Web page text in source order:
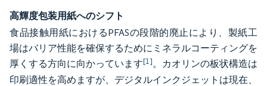
高輝度包装用紙へのシフト
食品接触用紙におけるPFASの段階的廃止により、製紙工
場はバリア性能を確保するためにミネラルコーティングを
厚くする方向に向かっています[1]。カオリンの板状構造は
印刷適性を高めますが、デジタルインクジェットは現在、